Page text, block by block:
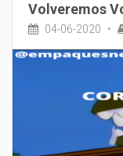
Volveremos
04-06-2020